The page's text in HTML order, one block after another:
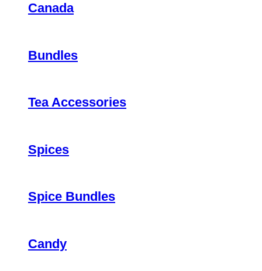
Canada
Bundles
Tea Accessories
Spices
Spice Bundles
Candy